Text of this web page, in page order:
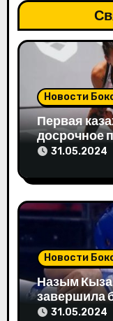
я
з
а
п
и
с
м
Новости
Первая
досрочное
свое мнение
31.05.2024
Новости
Назым
завершила
Олимпиаду-
31.05.2024